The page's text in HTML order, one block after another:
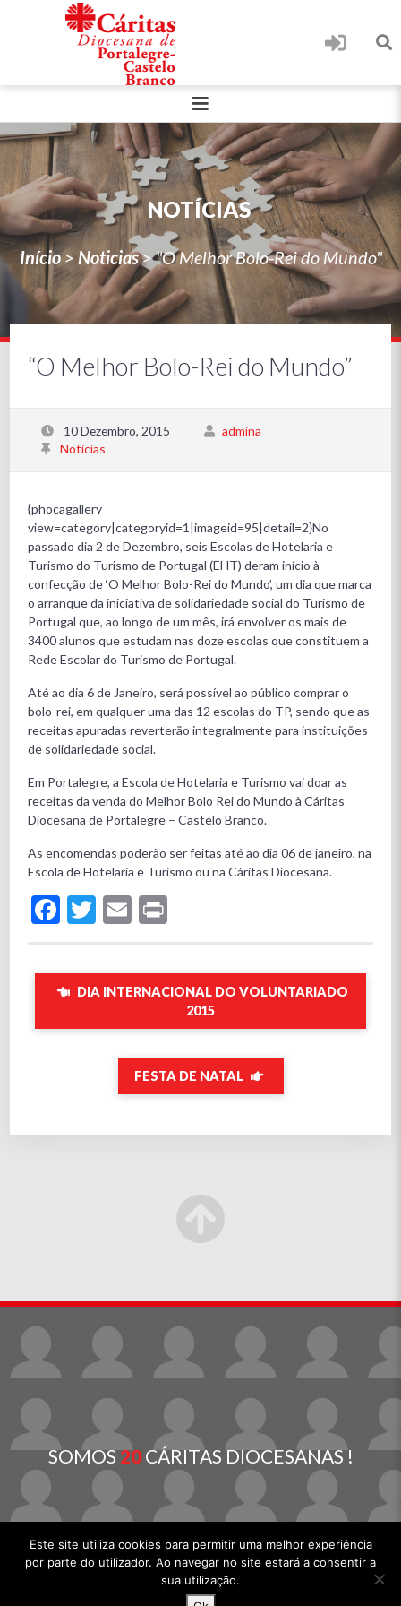
NOTÍCIAS
Início> Noticias>"O Melhor Bolo-Rei do Mundo"
“O Melhor Bolo-Rei do Mundo”
10 Dezembro, 2015
admina
Noticias
{phocagallery
view=category|categoryid=1|imageid=95|detail=2}No
passado dia 2 de Dezembro, seis Escolas de Hotelaria e
Turismo do Turismo de Portugal (EHT) deram início à
confecção de ‘O Melhor Bolo-Rei do Mundo’, um dia que marca
o arranque da iniciativa de solidariedade social do Turismo de
Portugal que, ao longo de um mês, irá envolver os mais de
3400 alunos que estudam nas doze escolas que constituem a
Rede Escolar do Turismo de Portugal.
Até ao dia 6 de Janeiro, será possível ao público comprar o
bolo-rei, em qualquer uma das 12 escolas do TP, sendo que as
receitas apuradas reverterão integralmente para instituições
de solidariedade social.
Em Portalegre, a Escola de Hotelaria e Turismo vai doar as
receitas da venda do Melhor Bolo Rei do Mundo à Cáritas
Diocesana de Portalegre – Castelo Branco.
As encomendas poderão ser feitas até ao dia 06 de janeiro, na
Escola de Hotelaria e Turismo ou na Cáritas Diocesana.
Facebook
Twitter
Email
DIA INTERNACIONAL DO VOLUNTARIADO
2015
FESTA DE NATAL
SOMOS20CÁRITAS DIOCESANAS !
Este site utiliza cookies para permitir uma melhor experiência
por parte do utilizador. Ao navegar no site estará a consentir a
sua utilização.